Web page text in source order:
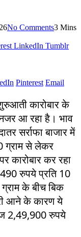
No Comments3 Mins
LinkedIn Tumblr
Pinterest Email
कारोबार के
आ रहा है। भाव
सर्राफा बाजार में
ग्राम से लेकर
कारोबार कर रहा
रुपये प्रति 10
के बीच बिक
आने के कारण ये
2,49,900 रुपये